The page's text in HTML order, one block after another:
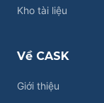
Kho tài liệu
Về CASK
Giới thiệu